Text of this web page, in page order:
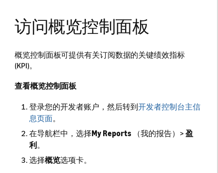
访问概览控制面板
概览控制面板可提供有关订阅数据的关键绩效指标
(KPI)。
查看概览控制面板
登录您的开发者账户，然后转到开发者控制台主信
息页面。
在导航栏中，选择My Reports （我的报告）> 盈
利 。
选择概览选项卡。